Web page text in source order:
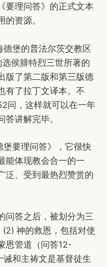
要理问答》的正式文本
资源。
德堡的普法尔茨交教区
侯腓特烈三世所著的
版了第二版和第三版德
有了拉丁文译本。不
问，这样就可以在一年
讲解完毕。
堡要理问答》，它很快
能体现教会合一的一
泛、受到最热烈赞赏的
问答之后，被划分为三
神的救恩，包括对使
恩管道（问答12-
和主祷文是基督徒生